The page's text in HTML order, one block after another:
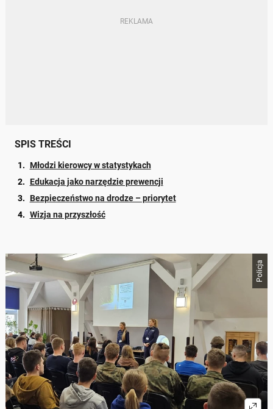
SPIS TREŚCI
Młodzi kierowcy w statystykach
Edukacja jako narzędzie prewencji
Bezpieczeństwo na drodze – priorytet
Wizja na przyszłość
Policja